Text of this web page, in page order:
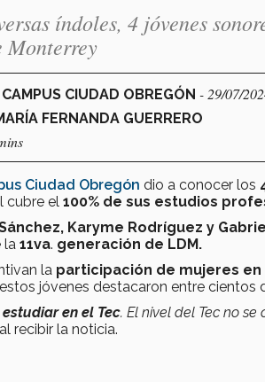
índoles, 4 jóvenes
Monterrey
CIUDAD OBREGÓN - 29/07/
FERNANDA GUERRERO
Ciudad Obregón dio a conocer los
cubre el 100% de sus estudios
Karyme Rodríguez y
la 11va. generación de LDM.
la participación de mujeres en
, estos jóvenes destacaron entre
estudiar en el Tec. El nivel del Tec no
recibir la noticia.